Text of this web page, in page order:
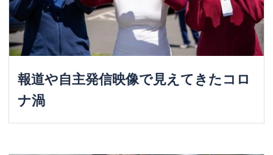
報道や自主発信映像で見えてきたコロ
ナ渦